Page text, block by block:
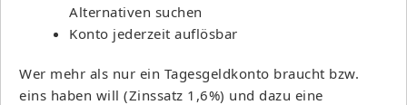
Alternativen suchen
Konto jederzeit auflösbar
Wer mehr als nur ein Tagesgeldkonto braucht bzw.
eins haben will (Zinssatz 1,6%) und dazu eine